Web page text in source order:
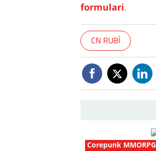
formulari.
CN RUBÍ
Corepunk MMORPG